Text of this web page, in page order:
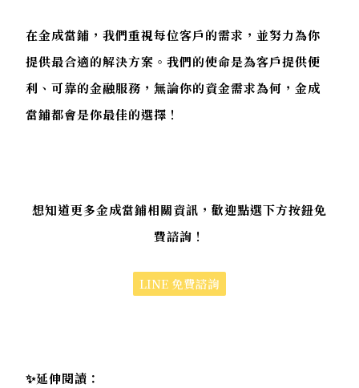
在金成當鋪，我們重視每位客戶的需求，並努力為你
提供最合適的解決方案。我們的使命是為客戶提供便
利、可靠的金融服務，無論你的資金需求為何，金成
當鋪都會是你最佳的選擇！
想知道更多金成當鋪相關資訊，歡迎點選下方按鈕免
費諮詢！
LINE 免費諮詢
✨延伸閱讀：